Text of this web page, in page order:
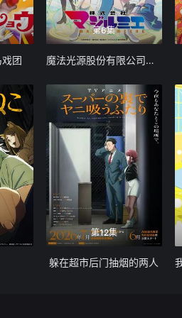
团
第6集
魔法光源股份有限公司第二季
第12集
躲在超市后门抽烟的两人